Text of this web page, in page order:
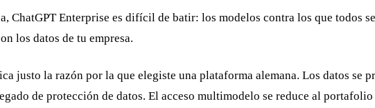
ChatGPT Enterprise es difícil de batir: los modelos contra los que todos
los datos de tu empresa.
justo la razón por la que elegiste una plataforma alemana. Los datos se
de protección de datos. El acceso multimodelo se reduce al